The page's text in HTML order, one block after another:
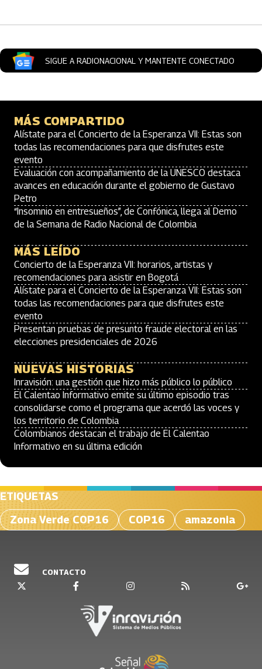
SIGUE A RADIONACIONAL Y MANTENTE CONECTADO
MÁS COMPARTIDO
Alístate para el Concierto de la Esperanza VII: Estas son
todas las recomendaciones para que disfrutes este
evento
Evaluación con acompañamiento de la UNESCO destaca
avances en educación durante el gobierno de Gustavo
Petro
“Insomnio en entresueños”, de Confónica, llega al Demo
de la Semana de Radio Nacional de Colombia
MÁS LEÍDO
Concierto de la Esperanza VII: horarios, artistas y
recomendaciones para asistir en Bogotá
Alístate para el Concierto de la Esperanza VII: Estas son
todas las recomendaciones para que disfrutes este
evento
Presentan pruebas de presunto fraude electoral en las
elecciones presidenciales de 2026
NUEVAS HISTORIAS
Inravisión: una gestión que hizo más público lo público
El Calentao Informativo emite su último episodio tras
consolidarse como el programa que acerdó las voces y
los territorio de Colombia
Colombianos destacan el trabajo de El Calentao
Informativo en su última edición
ETIQUETAS
Zona Verde COP16
COP16 amazonia
CONTACTO